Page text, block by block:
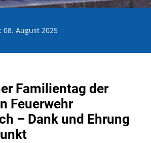
08. August 2025
Familientag der
Feuerwehr
– Dank und Ehrung